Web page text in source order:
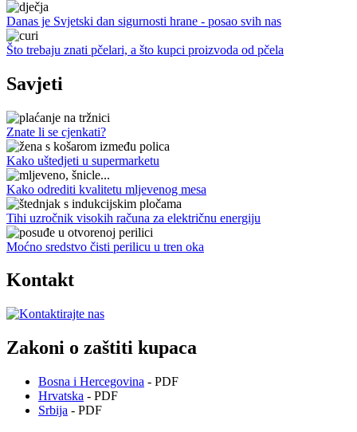
Danas je Svjetski dan sigurnosti hrane - posao svih nas
Što trebaju znati pčelari, a što kupci proizvoda od pčela
Savjeti
Znate li se cjenkati?
Kako uštedjeti u supermarketu
Kako odrediti kvalitetu mljevenog mesa
Tihi uzročnik visokih računa za električnu energiju
Moćno sredstvo čisti perilicu u tren oka
Kontakt
Zakoni o zaštiti kupaca
Bosna i Hercegovina - PDF
Hrvatska - PDF
Srbija - PDF